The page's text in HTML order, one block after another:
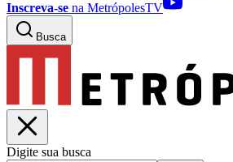
Inscreva-se na MetrópolesTV
Busca
Digite sua busca